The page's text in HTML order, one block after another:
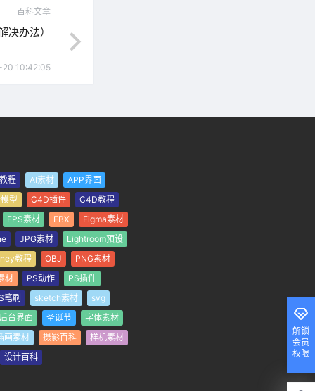
百科文章
办法）
10:42:05
解锁
会员
权限
程 AI素材
APP界面
型
C4D插件
C4D教程
EPS素材
FBX
Figma素材
JPG素材
Lightroom预设
教程
OBJ
PNG素材
材
PS动作
PS插件
笔刷
sketch素材
svg
后台界面
圣诞节
字体素材
画素材
摄影百科
样机素材
设计百科